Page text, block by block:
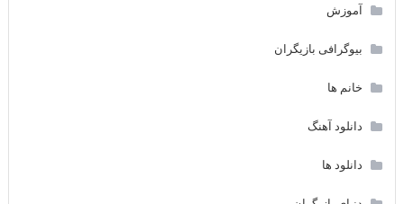
آموزش
بیوگرافی بازیگران
خانم ها
دانلود آهنگ
دانلود ها